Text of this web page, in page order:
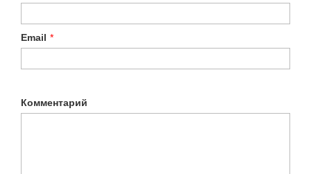
Email *
Комментарий